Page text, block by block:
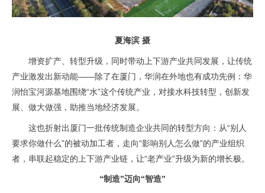
夏海滨 摄
增资扩产、转型升级，同时带动上下游产业共同发展，让传统
产业激发出新动能——除了在厦门，华润在外地也有成功先例：华
润怡宝河源基地围绕“水”这个传统产业，对接水科技转型，创新发
展、做大做强，助推当地经济发展。
这也折射出厦门一批传统制造企业共同的转型方向：从“别人
要求你做什么”的被动加工者，走向“影响别人怎么做”的产业组织
者，串联起稳定的上下游产业链，让“老产业”升级为新的增长极。
“制造”迈向“智造”